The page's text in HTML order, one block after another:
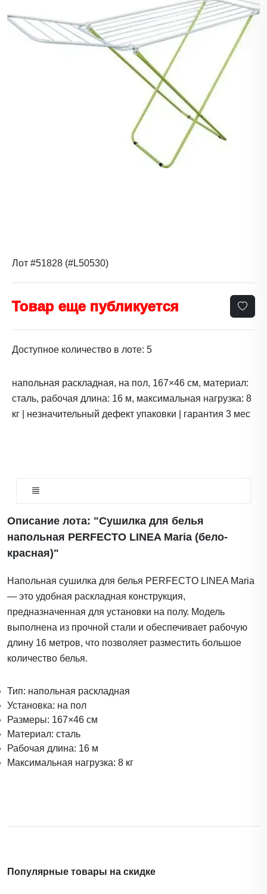
Лот #51828 (#L50530)
Товар еще публикуется
Доступное количество в лоте: 5
напольная раскладная, на пол, 167×46 см, материал:
сталь, рабочая длина: 16 м, максимальная нагрузка: 8
кг | незначительный дефект упаковки | гарантия 3 мес
Описание лота: "Сушилка для белья
напольная PERFECTO LINEA Maria (бело-
красная)"
Напольная сушилка для белья PERFECTO LINEA Maria
— это удобная раскладная конструкция,
предназначенная для установки на полу. Модель
выполнена из прочной стали и обеспечивает рабочую
длину 16 метров, что позволяет разместить большое
количество белья.
Тип: напольная раскладная
Установка: на пол
Размеры: 167×46 см
Материал: сталь
Рабочая длина: 16 м
Максимальная нагрузка: 8 кг
Популярные товары на скидке